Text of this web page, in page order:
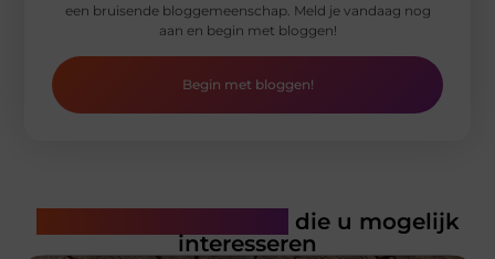
een bruisende bloggemeenschap. Meld je vandaag nog
aan en begin met bloggen!
Begin met bloggen!
die u mogelijk
interesseren